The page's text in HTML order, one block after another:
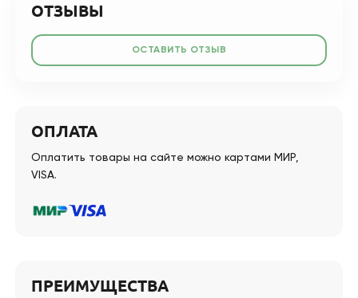
ОТЗЫВЫ
ОСТАВИТЬ ОТЗЫВ
ОПЛАТА
Оплатить товары на сайте можно картами МИР,
VISA.
ПРЕИМУЩЕСТВА